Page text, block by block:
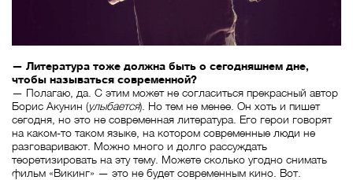
— Литература тоже должна быть о сегодняшнем дне,
чтобы называться современной?
— Полагаю, да. С этим может не согласиться прекрасный автор
Борис Акунин (улыбается). Но тем не менее. Он хоть и пишет
сегодня, но это не современная литература. Его герои говорят
на каком-то таком языке, на котором современные люди не
разговаривают. Можно много и долго рассуждать
теоретизировать на эту тему. Можете сколько угодно снимать
фильм «Викинг» — это не будет современным кино. Вот.